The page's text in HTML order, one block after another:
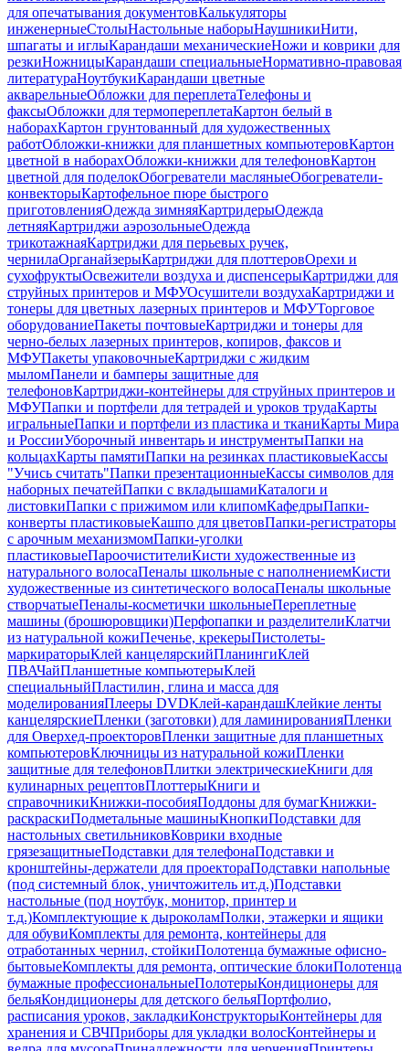
для опечатывания документовКалькуляторы
инженерныеСтолыНастольные наборыНаушникиНити,
шпагаты и иглыКарандаши механическиеНожи и коврики для
резкиНожницыКарандаши специальныеНормативно-правовая
литератураНоутбукиКарандаши цветные
акварельныеОбложки для переплетаТелефоны и
факсыОбложки для термопереплетаКартон белый в
наборахКартон грунтованный для художественных
работОбложки-книжки для планшетных компьютеровКартон
цветной в наборахОбложки-книжки для телефоновКартон
цветной для поделокОбогреватели масляныеОбогреватели-
конвекторыКартофельное пюре быстрого
приготовленияОдежда зимняяКартридерыОдежда
летняяКартриджи аэрозольныеОдежда
трикотажнаяКартриджи для перьевых ручек,
чернилаОрганайзерыКартриджи для плоттеровОрехи и
сухофруктыОсвежители воздуха и диспенсерыКартриджи для
струйных принтеров и МФУОсушители воздухаКартриджи и
тонеры для цветных лазерных принтеров и МФУТорговое
оборудованиеПакеты почтовыеКартриджи и тонеры для
черно-белых лазерных принтеров, копиров, факсов и
МФУПакеты упаковочныеКартриджи с жидким
мыломПанели и бамперы защитные для
телефоновКартриджи-контейнеры для струйных принтеров и
МФУПапки и портфели для тетрадей и уроков трудаКарты
игральныеПапки и портфели из пластика и тканиКарты Мира
и РоссииУборочный инвентарь и инструментыПапки на
кольцахКарты памятиПапки на резинках пластиковыеКассы
"Учись считать"Папки презентационныеКассы символов для
наборных печатейПапки с вкладышамиКаталоги и
листовкиПапки с прижимом или клипомКафедрыПапки-
конверты пластиковыеКашпо для цветовПапки-регистраторы
с арочным механизмомПапки-уголки
пластиковыеПароочистителиКисти художественные из
натурального волосаПеналы школьные с наполнениемКисти
художественные из синтетического волосаПеналы школьные
створчатыеПеналы-косметички школьныеПереплетные
машины (брошюровщики)Перфопапки и разделителиКлатчи
из натуральной кожиПеченье, крекерыПистолеты-
маркираторыКлей канцелярскийПланингиКлей
ПВАЧайПланшетные компьютерыКлей
специальныйПластилин, глина и масса для
моделированияПлееры DVDКлей-карандашКлейкие ленты
канцелярскиеПленки (заготовки) для ламинированияПленки
для Оверхед-проекторовПленки защитные для планшетных
компьютеровКлючницы из натуральной кожиПленки
защитные для телефоновПлитки электрическиеКниги для
кулинарных рецептовПлоттерыКниги и
справочникиКнижки-пособияПоддоны для бумагКнижки-
раскраскиПодметальные машиныКнопкиПодставки для
настольных светильниковКоврики входные
грязезащитныеПодставки для телефонаПодставки и
кронштейны-держатели для проектораПодставки напольные
(под системный блок, уничтожитель ит.д.)Подставки
настольные (под ноутбук, монитор, принтер и
т.д.)Комплектующие к дыроколамПолки, этажерки и ящики
для обувиКомплекты для ремонта, контейнеры для
отработанных чернил, стойкиПолотенца бумажные офисно-
бытовыеКомплекты для ремонта, оптические блокиПолотенца
бумажные профессиональныеПолотерыКондиционеры для
бельяКондиционеры для детского бельяПортфолио,
расписания уроков, закладкиКонструкторыКонтейнеры для
хранения и СВЧПриборы для укладки волосКонтейнеры и